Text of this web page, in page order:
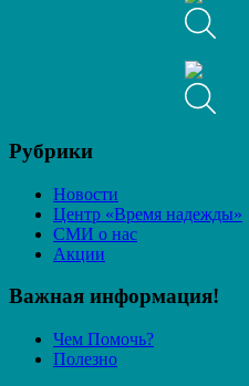
Рубрики
Новости
Центр «Время надежды»
СМИ о нас
Акции
Важная информация!
Чем Помочь?
Полезно